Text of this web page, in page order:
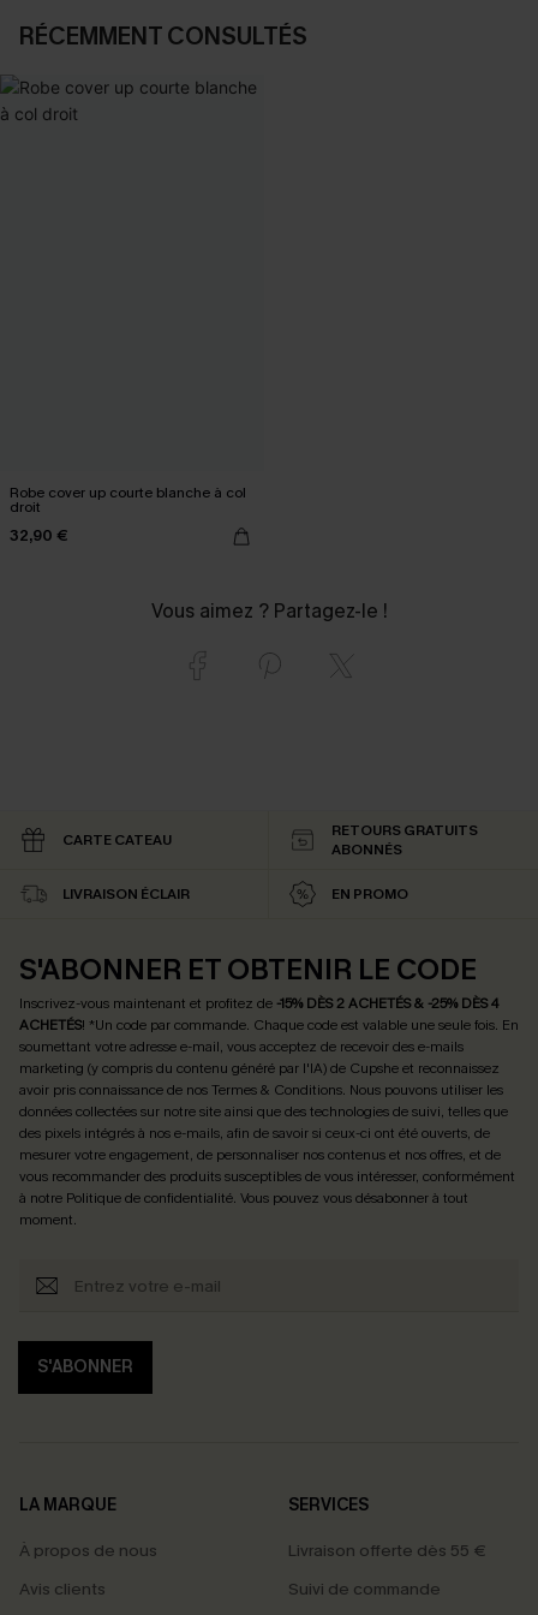
RÉCEMMENT CONSULTÉS
Robe cover up courte blanche à col
droit
32,90 €
Vous aimez ? Partagez-le !
CARTE CATEAU
RETOURS GRATUITS
ABONNÉS
LIVRAISON ÉCLAIR EN PROMO
S'ABONNER ET OBTENIR LE CODE
Inscrivez-vous maintenant et profitez de -15% DÈS 2 ACHETÉS & -25% DÈS 4
ACHETÉS! *Un code par commande. Chaque code est valable une seule fois. En
soumettant votre adresse e-mail, vous acceptez de recevoir des e-mails
marketing (y compris du contenu généré par l'IA) de Cupshe et reconnaissez
avoir pris connaissance de nosTermes & Conditions. Nous pouvons utiliser les
données collectées sur notre site ainsi que des technologies de suivi, telles que
des pixels intégrés à nos e-mails, afin de savoir si ceux-ci ont été ouverts, de
mesurer votre engagement, de personnaliser nos contenus et nos offres, et de
vous recommander des produits susceptibles de vous intéresser, conformément
à notre Politique de confidentialité. Vous pouvez vous désabonner à tout
moment.
S'ABONNER
LA MARQUE
À propos de nous
Avis clients
SERVICES
Livraison offerte dès 55 €
Suivi de commande